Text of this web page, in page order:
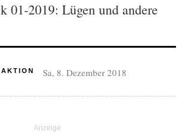
01-2019: Lügen und andere
Sa, 8. Dezember 2018